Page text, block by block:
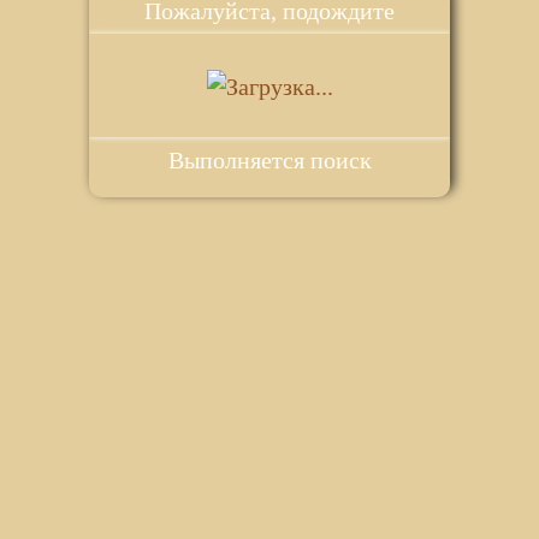
Пожалуйста, подождите
Выполняется поиск